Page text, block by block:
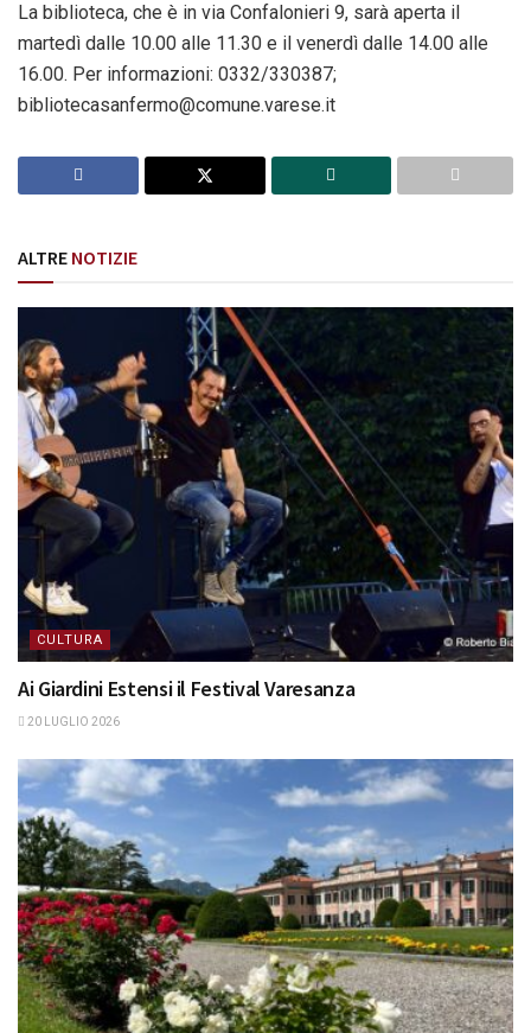
La biblioteca, che è in via Confalonieri 9, sarà aperta il
martedì dalle 10.00 alle 11.30 e il venerdì dalle 14.00 alle
16.00. Per informazioni: 0332/330387;
bibliotecasanfermo@comune.varese.it
ALTRE NOTIZIE
CULTURA
Ai Giardini Estensi il Festival Varesanza
20 LUGLIO 2026